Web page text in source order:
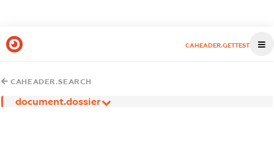
CAHEADER.GETTEST
CAHEADER.SEARCH
document.dossier